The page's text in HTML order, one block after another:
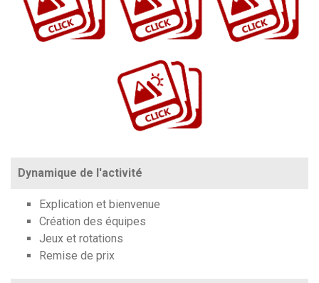
Dynamique de l'activité
Explication et bienvenue
Création des équipes
Jeux et rotations
Remise de prix